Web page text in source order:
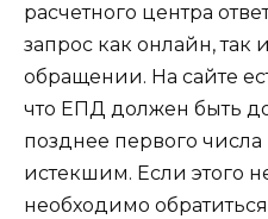
расчетного центра
запрос как онлайн,
обращении. На сайте
что ЕПД должен быть
позднее первого
истекшим. Если этого
необходимо